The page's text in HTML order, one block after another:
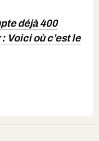
déjà 400
Voici où c’est le